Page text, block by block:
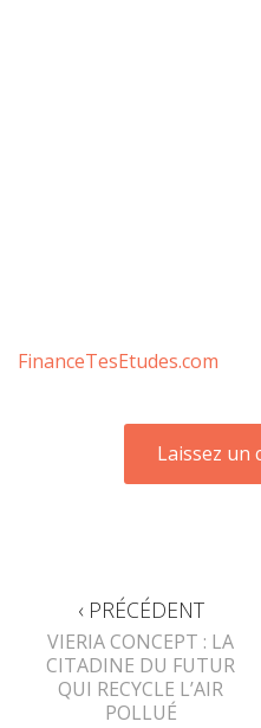
FinanceTesEtudes.com
‹ PRÉCÉDENT
VIERIA CONCEPT : LA
CITADINE DU FUTUR
QUI RECYCLE L’AIR
POLLUÉ